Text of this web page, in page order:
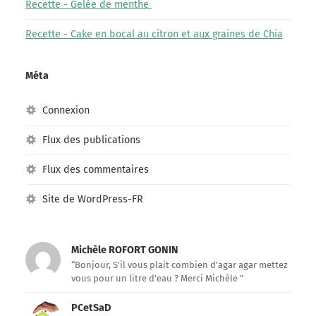
Recette - Gelée de menthe
Recette - Cake en bocal au citron et aux graines de Chia
Méta
Connexion
Flux des publications
Flux des commentaires
Site de WordPress-FR
Michèle ROFORT GONIN
“Bonjour, S'il vous plait combien d'agar agar mettez
vous pour un litre d'eau ? Merci Michèle ”
PCetSaD